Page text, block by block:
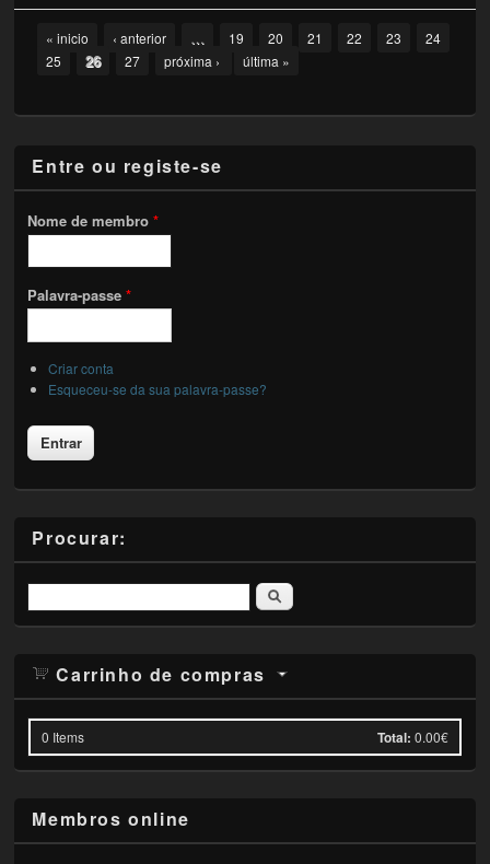
Pages« inicio ‹ anterior … 19 20 21 22 23
24
25
26 27 próxima › última »
Entre ou registe-se
Nome de membro*
Palavra-passe*
Criar conta
Esqueceu-se da sua palavra-passe?
Procurar:
Pesquisar
Carrinho de compras
0 Items Total: 0.00€
Membros online